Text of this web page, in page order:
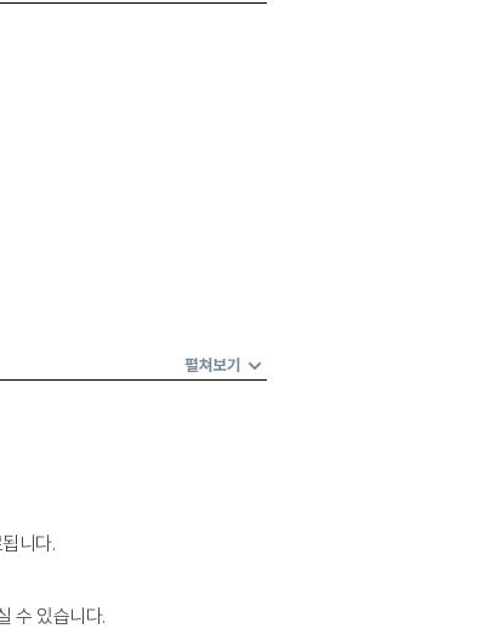
펼쳐보기
니다.
수 있습니다.